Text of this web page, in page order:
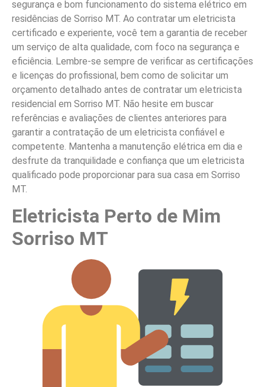
segurança e bom funcionamento do sistema elétrico em
residências de Sorriso MT. Ao contratar um eletricista
certificado e experiente, você tem a garantia de receber
um serviço de alta qualidade, com foco na segurança e
eficiência. Lembre-se sempre de verificar as certificações
e licenças do profissional, bem como de solicitar um
orçamento detalhado antes de contratar um eletricista
residencial em Sorriso MT. Não hesite em buscar
referências e avaliações de clientes anteriores para
garantir a contratação de um eletricista confiável e
competente. Mantenha a manutenção elétrica em dia e
desfrute da tranquilidade e confiança que um eletricista
qualificado pode proporcionar para sua casa em Sorriso
MT.
Eletricista Perto de Mim
Sorriso MT